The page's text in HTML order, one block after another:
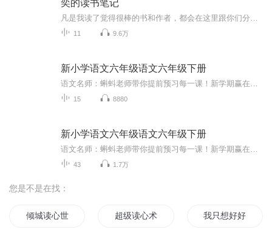
奕的读书笔记
11 9.6万
新小学语文六年级语文六年级下册
15 8880
新小学语文六年级语文六年级下册
43 1.7万
您是不是在找：
倾城读心世子妃 超级读心术 我只想好好读书